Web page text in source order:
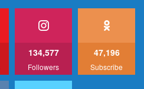
134,577
Followers
47,196
Subscribe